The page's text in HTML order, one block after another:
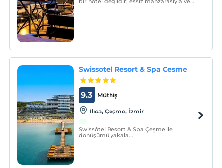
bir hotel degildir; essiz manzarasiyla ve
Swissotel Resort & Spa Cesme
Müthiş
9.3
Ilıca, Çeşme, İzmir
Swissôtel Resort & Spa Çeşme ile
dönüşümü yakala...